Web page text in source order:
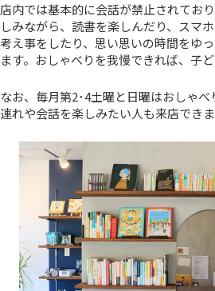
店内では基本的に会話が禁止されてお
しみながら、読書を楽しんだり、スマ
考え事をしたり、思い思いの時間をゆ
ます。おしゃべりを我慢できれば、子
なお、毎月第2･4土曜と日曜はおしゃ
連れや会話を楽しみたい人も来店できま